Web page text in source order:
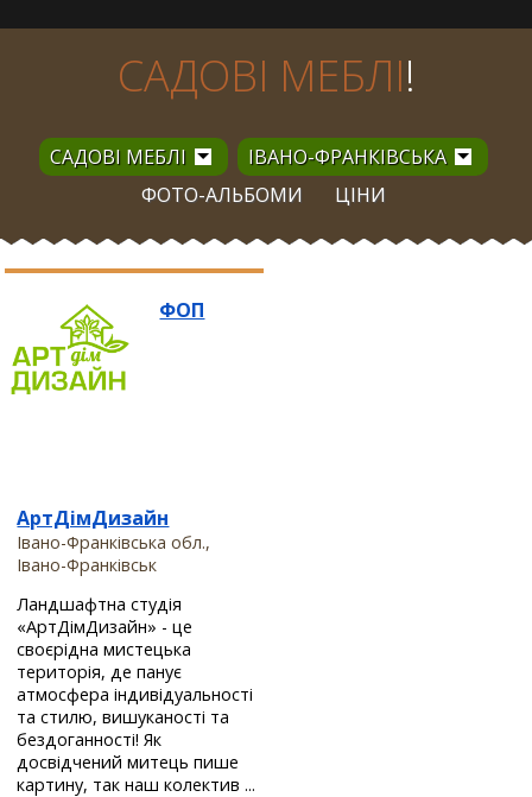
САДОВІ МЕБЛІ!
САДОВІ МЕБЛІ
ІВАНО-ФРАНКІВСЬКА
ФОТО-АЛЬБОМИ
ЦІНИ
ФОП
АртДімДизайн
Івано-Франківська обл.,
Івано-Франківськ
Ландшафтна студія
«АртДімДизайн» - це
своєрідна мистецька
територія, де панує
атмосфера індивідуальності
та стилю, вишуканості та
бездоганності! Як
досвідчений митець пише
картину, так наш колектив ...